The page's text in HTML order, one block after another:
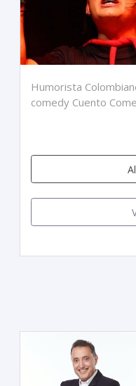
Humorista
comedy Cuento